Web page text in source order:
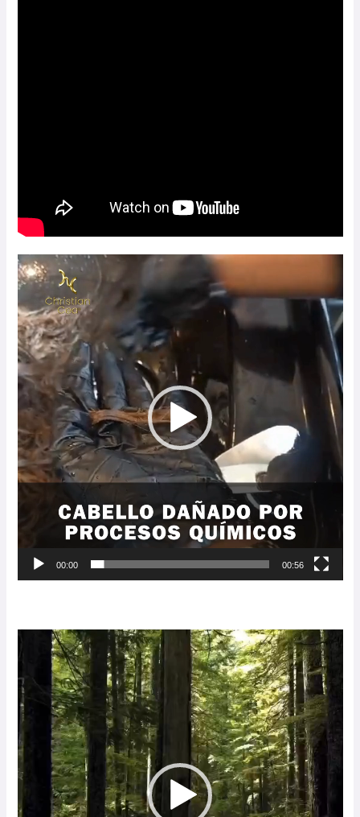
Reproductor
de
vídeo
00:00 00:56
Reproductor
de
vídeo